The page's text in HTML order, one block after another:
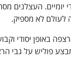
יומיים. העצלנים
לעולם לא מספיק.
באופן יסודי
פוליש על גבי